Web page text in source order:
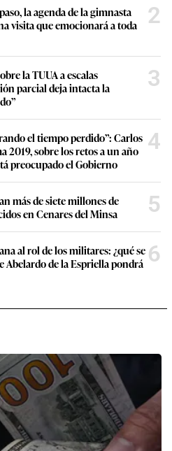
la agenda de la gimnasta
visita que emocionará a toda
2
la TUUA a escalas
parcial deja intacta la
3
el tiempo perdido”: Carlos
2019, sobre los retos a un año
preocupado el Gobierno
4
más de siete millones de
en Cenares del Minsa
5
al rol de los militares: ¿qué se
Abelardo de la Espriella pondrá 6